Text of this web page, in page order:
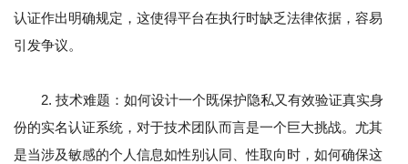
认证作出明确规定，这使得平台在执行时缺乏法律依据，容易
引发争议。
2. 技术难题：如何设计一个既保护隐私又有效验证真实身
份的实名认证系统，对于技术团队而言是一个巨大挑战。尤其
是当涉及敏感的个人信息如性别认同、性取向时，如何确保这